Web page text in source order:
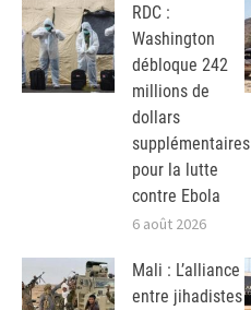
RDC :
Washington
débloque 242
millions de
dollars
supplémentaires
pour la lutte
contre Ebola
6 août 2026
Mali : L’alliance
entre jihadistes